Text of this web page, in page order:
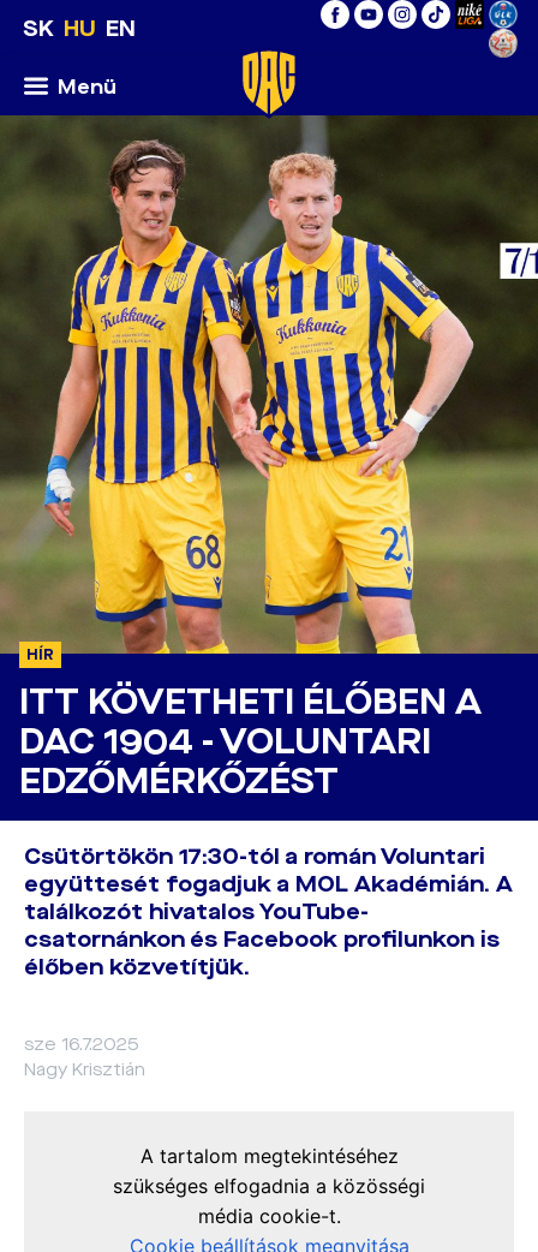
SK HU EN
Menü
HÍR
ITT KÖVETHETI ÉLŐBEN A
DAC 1904 - VOLUNTARI
EDZŐMÉRKŐZÉST
Csütörtökön 17:30-tól a román Voluntari
együttesét fogadjuk a MOL Akadémián. A
találkozót hivatalos YouTube-
csatornánkon és Facebook profilunkon is
élőben közvetítjük.
sze 16.7.2025
Nagy Krisztián